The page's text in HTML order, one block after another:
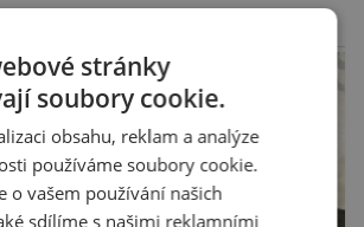
[…]
stránky
soubory cookie.
obsahu, reklam a analýze
používáme soubory cookie.
o vašem používání našich
sdílíme s našimi reklamními